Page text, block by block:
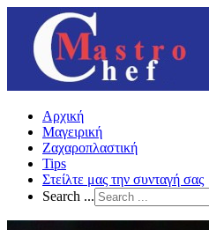
Αρχική
Μαγειρική
Ζαχαροπλαστική
Tips
Στείλτε μας την συνταγή σας
Search ...